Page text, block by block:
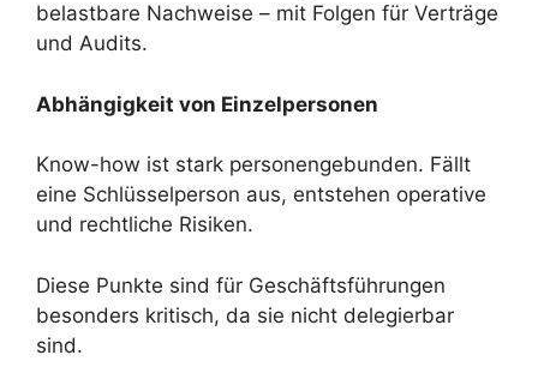
belastbare Nachweise – mit Folgen für Verträge
und Audits.
Abhängigkeit von Einzelpersonen
Know-how ist stark personengebunden. Fällt
eine Schlüsselperson aus, entstehen operative
und rechtliche Risiken.
Diese Punkte sind für Geschäftsführungen
besonders kritisch, da sie nicht delegierbar
sind.